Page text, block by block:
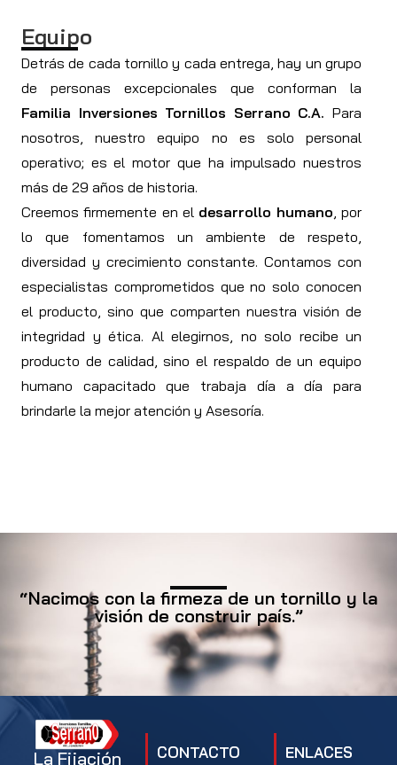
Equipo
Detrás de cada tornillo y cada entrega, hay un grupo
de personas excepcionales que conforman la
Familia Inversiones Tornillos Serrano C.A. Para
nosotros, nuestro equipo no es solo personal
operativo; es el motor que ha impulsado nuestros
más de 29 años de historia.
Creemos firmemente en el desarrollo humano, por
lo que fomentamos un ambiente de respeto,
diversidad y crecimiento constante. Contamos con
especialistas comprometidos que no solo conocen
el producto, sino que comparten nuestra visión de
integridad y ética. Al elegirnos, no solo recibe un
producto de calidad, sino el respaldo de un equipo
humano capacitado que trabaja día a día para
brindarle la mejor atención y Asesoría.
“Nacimos con la firmeza de un tornillo y la
visión de construir país.”
La Fijación
CONTACTO ENLACES